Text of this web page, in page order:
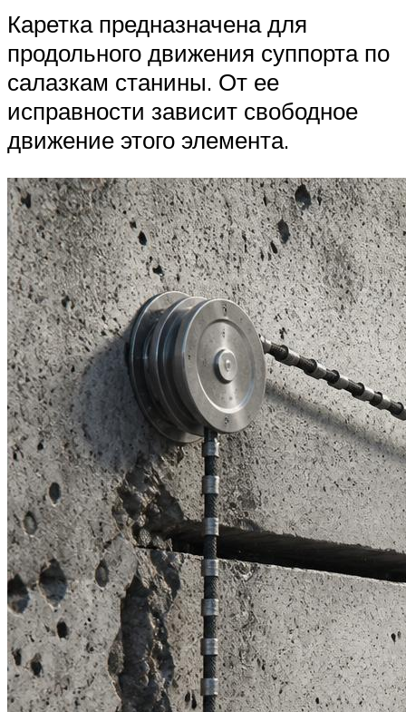
Каретка предназначена для
продольного движения суппорта по
салазкам станины. От ее
исправности зависит свободное
движение этого элемента.